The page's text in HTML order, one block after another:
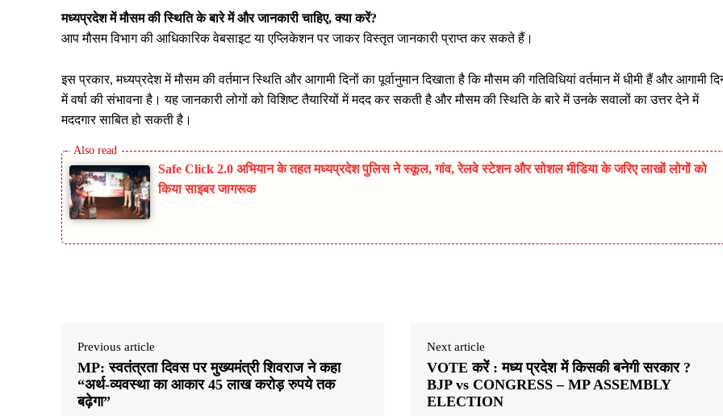
मध्यप्रदेश में मौसम की स्थिति के बारे में और जानकारी चाहिए, क्या करें?
आप मौसम विभाग की आधिकारिक वेबसाइट या एप्लिकेशन पर जाकर विस्तृत जानकारी प्राप्त कर सकते हैं।
इस प्रकार, मध्यप्रदेश में मौसम की वर्तमान स्थिति और आगामी दिनों का पूर्वानुमान दिखाता है कि मौसम की गतिविधियां वर्तमान में धीमी हैं और आगामी
में वर्षा की संभावना है। यह जानकारी लोगों को विशिष्ट तैयारियों में मदद कर सकती है और मौसम की स्थिति के बारे में उनके सवालों का उत्तर देने में
मददगार साबित हो सकती है।
Safe Click 2.0 अभियान के तहत मध्यप्रदेश पुलिस ने स्कूल, गांव, रेलवे स्टेशन और सोशल मीडिया के जरिए लाखों लोगों को
किया साइबर जागरूक
Previous article
MP: स्वतंत्रता दिवस पर मुख्यमंत्री शिवराज ने कहा
“अर्थ-व्यवस्था का आकार 45 लाख करोड़ रुपये तक
बढ़ेगा”
Next article
VOTE करें : मध्य प्रदेश में किसकी बनेगी सरकार ?
BJP vs CONGRESS – MP ASSEMBLY
ELECTION